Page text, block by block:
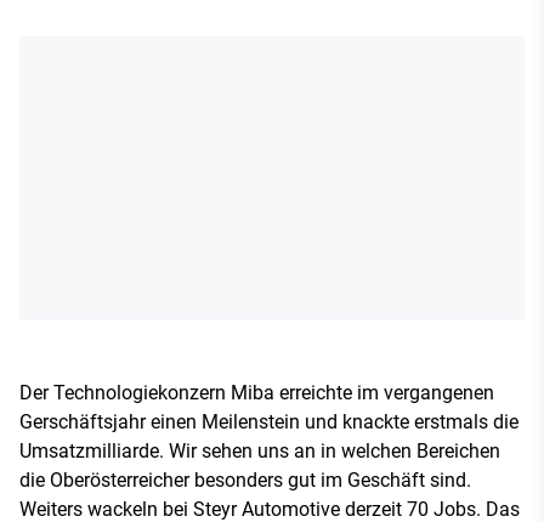
Der Technologiekonzern Miba erreichte im vergangenen
Gerschäftsjahr einen Meilenstein und knackte erstmals die
Umsatzmilliarde. Wir sehen uns an in welchen Bereichen
die Oberösterreicher besonders gut im Geschäft sind.
Weiters wackeln bei Steyr Automotive derzeit 70 Jobs. Das